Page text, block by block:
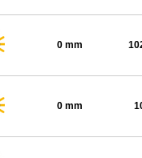
0 mm
0 mm